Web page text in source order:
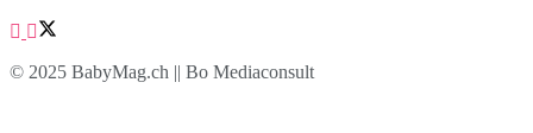
© 2025 BabyMag.ch || Bo Mediaconsult